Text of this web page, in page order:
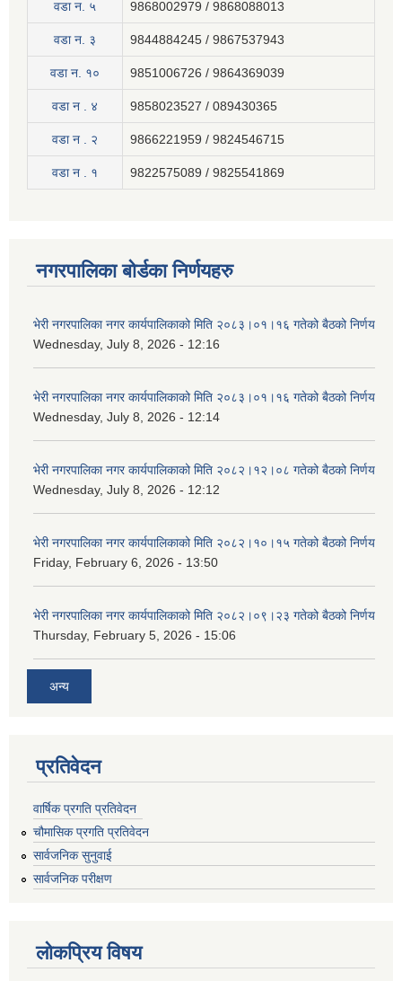
वडा न. ५ 9868002979 / 9868088013
वडा न. ३ 9844884245 / 9867537943
वडा न. १० 9851006726 / 9864369039
वडा न . ४ 9858023527 / 089430365
वडा न . २ 9866221959 / 9824546715
वडा न . १ 9822575089 / 9825541869
नगरपालिका बोर्डका निर्णयहरु
भेरी नगरपालिका नगर कार्यपालिकाको मिति २०८३।०१।१६ गतेको बैठको निर्णय
Wednesday, July 8, 2026 - 12:16
भेरी नगरपालिका नगर कार्यपालिकाको मिति २०८३।०१।१६ गतेको बैठको निर्णय
Wednesday, July 8, 2026 - 12:14
भेरी नगरपालिका नगर कार्यपालिकाको मिति २०८२।१२।०८ गतेको बैठको निर्णय
Wednesday, July 8, 2026 - 12:12
भेरी नगरपालिका नगर कार्यपालिकाको मिति २०८२।१०।१५ गतेको बैठको निर्णय
Friday, February 6, 2026 - 13:50
भेरी नगरपालिका नगर कार्यपालिकाको मिति २०८२।०९।२३ गतेको बैठको निर्णय
Thursday, February 5, 2026 - 15:06
अन्य
प्रतिवेदन
वार्षिक प्रगति प्रतिवेदन
चौमासिक प्रगति प्रतिवेदन
सार्वजनिक सुनुवाई
सार्वजनिक परीक्षण
लोकप्रिय विषय